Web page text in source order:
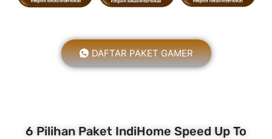
DAFTAR PAKET GAMER
6 Pilihan Paket IndiHome Speed Up To